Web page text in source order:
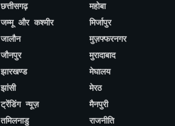
छत्तीसगढ़
जम्मू और कश्मीर
जालौन
जौनपुर
झारखण्ड
झांसी
ट्रेंडिंग न्यूज़
तमिलनाडु
महोबा
मिर्जापुर
मुज़फ्फरनगर
मुरादाबाद
मेघालय
मेरठ
मैनपुरी
राजनीति